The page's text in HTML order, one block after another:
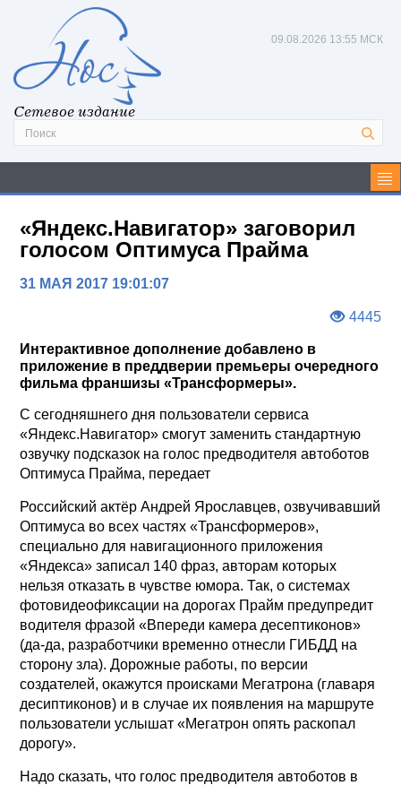
Сетевое издание
09.08.2026 13:55 МСК
«Яндекс.Навигатор» заговорил
голосом Оптимуса Прайма
31 МАЯ 2017 19:01:07
4445
Интерактивное дополнение добавлено в
приложение в преддверии премьеры очередного
фильма франшизы «Трансформеры».
С сегодняшнего дня пользователи сервиса
«Яндекс.Навигатор» смогут заменить стандартную
озвучку подсказок на голос предводителя автоботов
Оптимуса Прайма, передает
Российский актёр Андрей Ярославцев, озвучивавший
Оптимуса во всех частях «Трансформеров»,
специально для навигационного приложения
«Яндекса» записал 140 фраз, авторам которых
нельзя отказать в чувстве юмора. Так, о системах
фотовидеофиксации на дорогах Прайм предупредит
водителя фразой «Впереди камера десептиконов»
(да-да, разработчики временно отнесли ГИБДД на
сторону зла). Дорожные работы, по версии
создателей, окажутся происками Мегатрона (главаря
десиптиконов) и в случае их появления на маршруте
пользователи услышат «Мегатрон опять раскопал
дорогу».
Надо сказать, что голос предводителя автоботов в